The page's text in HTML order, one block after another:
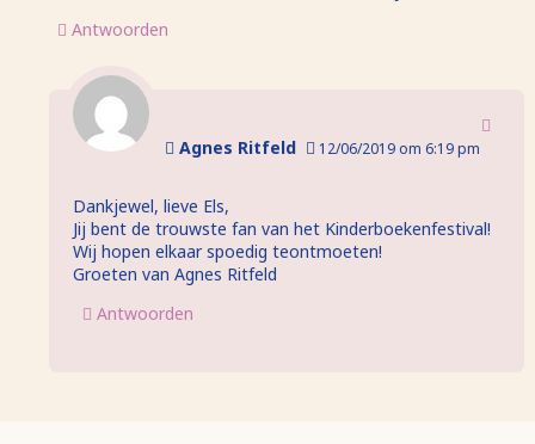
Antwoorden
Agnes Ritfeld 12/06/2019 om 6:19 pm
Dankjewel, lieve Els,
Jij bent de trouwste fan van het Kinderboekenfestival!
Wij hopen elkaar spoedig teontmoeten!
Groeten van Agnes Ritfeld
Antwoorden